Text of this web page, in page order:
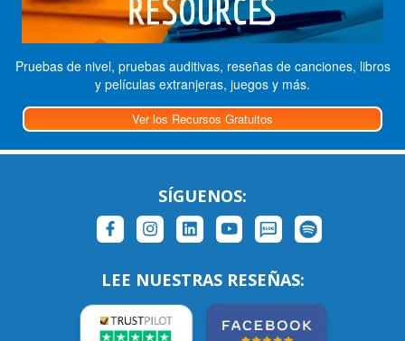
Pruebas de nivel, pruebas auditivas, reseñas de canciones, libros
y películas extranjeras, juegos y más.
Ver los Recursos Gratuitos
SÍGUENOS:
LEE NUESTRAS RESEÑAS: